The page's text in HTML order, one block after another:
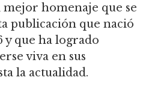
homenaje que se
publicación que nació
y que ha logrado
viva en sus
la actualidad.